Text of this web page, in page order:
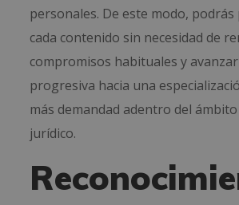
personales. De este modo,
cada contenido sin necesidad de
compromisos habituales y
progresiva hacia una
más demandad adentro del
jurídico.